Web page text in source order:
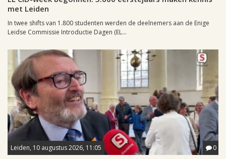
met Leiden
In twee shifts van 1.800 studenten werden de deelnemers aan de Enige
Leidse Commissie Introductie Dagen (EL...
Leiden, 10 augustus 2026, 11:05 0